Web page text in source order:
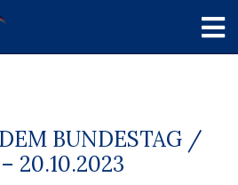
BUNDESTAG /
20.10.2023